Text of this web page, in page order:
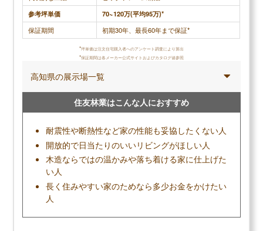
低価格で性能の良い家が建てられる
大手含めても最高クラスの断熱性を実現できる
耐震性も平均以上
デメリット
フランチャイズ展開しており工務店によりサー
ビスに差がある
設立が浅く、施工実績が比較的少ない
参考坪単価
70~120万(平均95万)*
保証期間
初期30年、最長60年まで保証*
*坪単価は注文住宅購入者へのアンケート調査により算出
*保証期間は各メーカー公式サイトおよびカタログ値参照
高知県の展示場一覧
住友林業はこんな人におすすめ
耐震性や断熱性など家の性能も妥協したくない人
開放的で日当たりのいいリビングがほしい人
木造ならではの温かみや落ち着ける家に仕上げた
い人
長く住みやすい家のためなら多少お金をかけたい
人